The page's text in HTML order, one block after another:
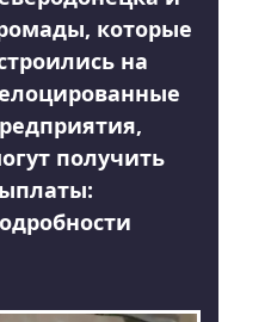
которые
на
получить